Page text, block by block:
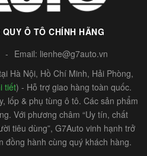
Ô TÔ CHÍNH HÃNG
- Email: lienhe@g7auto.vn
Hà Nội, Hồ Chí Minh, Hải Phòng,
tiết) - Hỗ trợ giao hàng toàn quốc.
lốp & phụ tùng ô tô. Các sản phẩm
Với phương châm “Uy tín, chất
tiêu dùng”, G7Auto vinh hạnh trở
đồng hành cùng quý khách hàng.